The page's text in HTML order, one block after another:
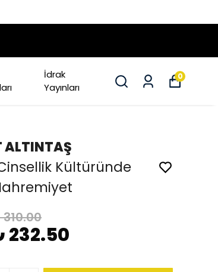
İdrak
Yayınları
0
ALTINTAŞ
Kültüründe
232.50